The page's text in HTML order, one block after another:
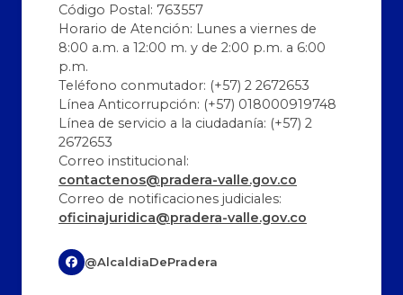
Código Postal: 763557
Horario de Atención: Lunes a viernes de
8:00 a.m. a 12:00 m. y de 2:00 p.m. a 6:00
p.m.
Teléfono conmutador: (+57) 2 2672653
Línea Anticorrupción: (+57) 018000919748
Línea de servicio a la ciudadanía: (+57) 2
2672653
Correo institucional:
contactenos@pradera-valle.gov.co
Correo de notificaciones judiciales:
oficinajuridica@pradera-valle.gov.co
@AlcaldiaDePradera